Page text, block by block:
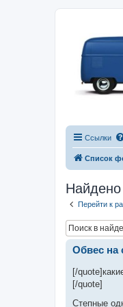
Ссылки
Список
Найдено
Перейти к
Обвес на
[/
[/quote]
Степные